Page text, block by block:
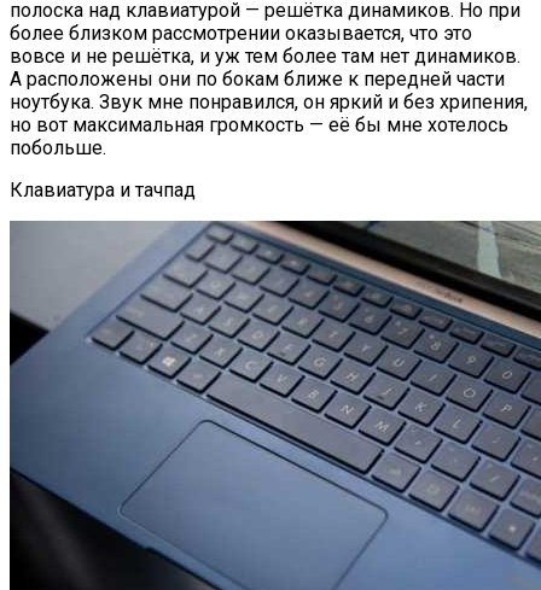
полоска над клавиатурой — решётка динамиков. Но при
более близком рассмотрении оказывается, что это
вовсе и не решётка, и уж тем более там нет динамиков.
А расположены они по бокам ближе к передней части
ноутбука. Звук мне понравился, он яркий и без хрипения,
но вот максимальная громкость — её бы мне хотелось
побольше.
Клавиатура и тачпад